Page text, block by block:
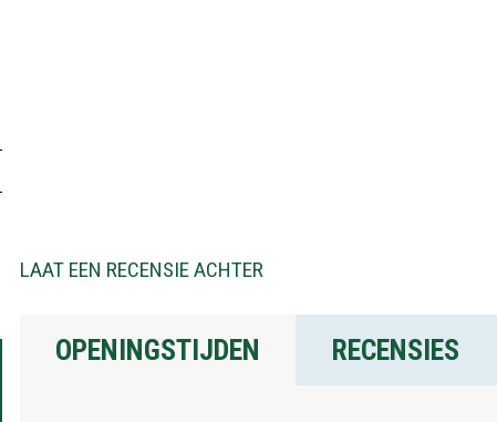
LAAT EEN RECENSIE ACHTER
OPENINGSTIJDEN RECENSIES